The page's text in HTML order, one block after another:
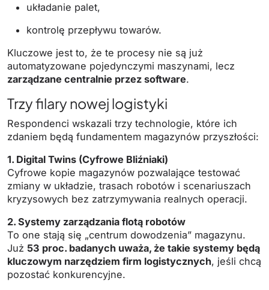
układanie palet,
kontrolę przepływu towarów.
Kluczowe jest to, że te procesy nie są już
automatyzowane pojedynczymi maszynami, lecz
zarządzane centralnie przez software.
Trzy filary nowej logistyki
Respondenci wskazali trzy technologie, które ich
zdaniem będą fundamentem magazynów przyszłości:
1. Digital Twins (Cyfrowe Bliźniaki)
Cyfrowe kopie magazynów pozwalające testować
zmiany w układzie, trasach robotów i scenariuszach
kryzysowych bez zatrzymywania realnych operacji.
2. Systemy zarządzania flotą robotów
To one stają się „centrum dowodzenia” magazynu.
Już 53 proc. badanych uważa, że takie systemy będą
kluczowym narzędziem firm logistycznych, jeśli chcą
pozostać konkurencyjne.